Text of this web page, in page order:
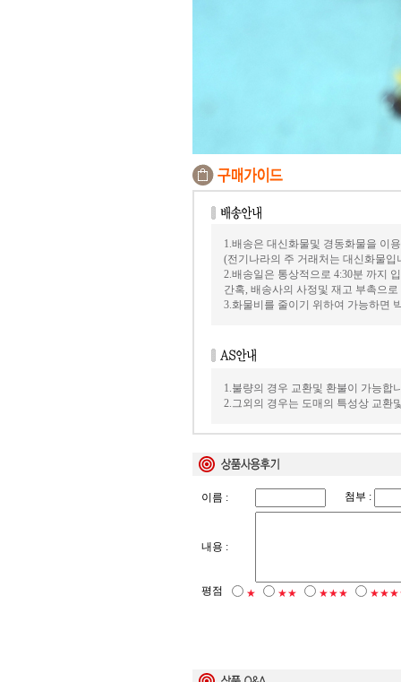
1.배송은 대신화물및 경동화물을 이
(전기나라의 주 거래처는 대신화물입
2.배송일은 통상적으로 4:30분 까지
간혹, 배송사의 사정및 재고 부촉으
3.화물비를 줄이기 위하여 가능하면
1.불량의 경우 교환및 환불이 가능합
2.그외의 경우는 도매의 특성상 교환
이름 : 첨부 :
내용 :
평점 ★ ★★ ★★★